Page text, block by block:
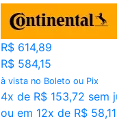
R$ 614,89
R$ 584,15
à vista no Boleto ou Pix
4x de R$ 153,72 sem
ou em 12x de R$ 58,11